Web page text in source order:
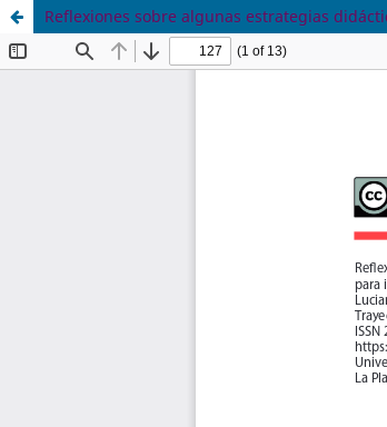
Reflexiones sobre algunas estrategias